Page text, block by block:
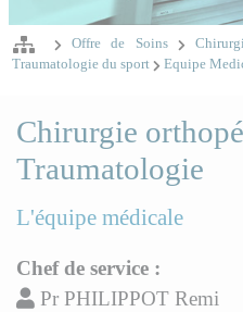
Offre de Soins
Traumatologie du sport
Equipe
Chirurgie
Traumatologie
L'équipe médicale
Chef de service :
Pr PHILIPPOT Remi